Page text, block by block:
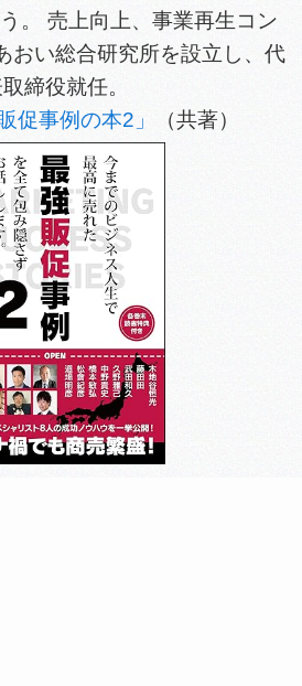
。 売上向上、事業再生コン
おい総合研究所を設立し、代
締役就任。
促事例の本2」 （共著）